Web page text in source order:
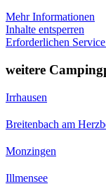
Mehr Informationen
Inhalte entsperren
Erforderlichen
weitere
Irrhausen
Breitenbach am
Monzingen
Illmensee